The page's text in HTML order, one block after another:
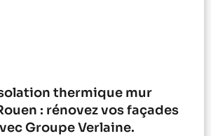
thermique mur
: rénovez vos façades
Groupe Verlaine.